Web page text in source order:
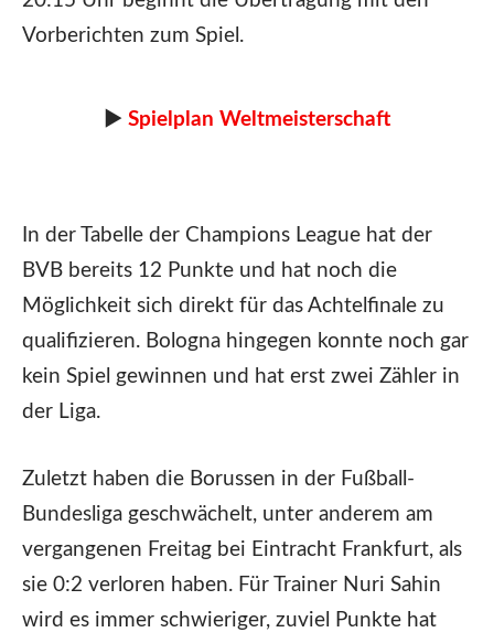
Vorberichten zum Spiel.
► Spielplan Weltmeisterschaft
In der Tabelle der Champions League hat der
BVB bereits 12 Punkte und hat noch die
Möglichkeit sich direkt für das Achtelfinale zu
qualifizieren. Bologna hingegen konnte noch gar
kein Spiel gewinnen und hat erst zwei Zähler in
der Liga.
Zuletzt haben die Borussen in der Fußball-
Bundesliga geschwächelt, unter anderem am
vergangenen Freitag bei Eintracht Frankfurt, als
sie 0:2 verloren haben. Für Trainer Nuri Sahin
wird es immer schwieriger, zuviel Punkte hat